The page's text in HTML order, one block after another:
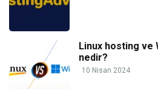
Linux hosting ve
nedir?
10 Nisan 2024